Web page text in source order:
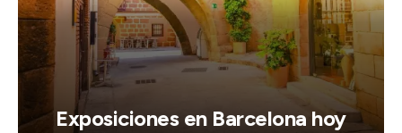
Exposiciones en Barcelona hoy